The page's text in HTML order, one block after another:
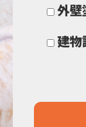
外壁
建物